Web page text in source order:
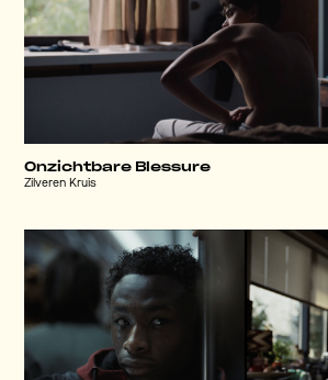
Onzichtbare Blessure
Zilveren Kruis